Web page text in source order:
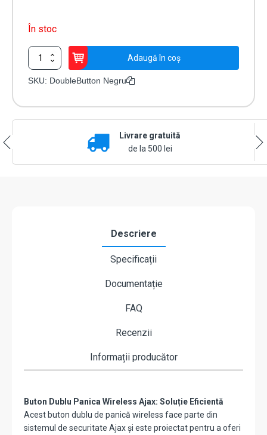
În stoc
Cantitate
Buton
Dublu
Adaugă în coș
SKU: DoubleButton Negru
Livrare gratuită
de la 500 lei
Descriere
Specificații
Documentație
FAQ
Recenzii
Informații producător
Buton Dublu Panica Wireless Ajax: Soluție Eficientă
Acest buton dublu de panică wireless face parte din
sistemul de securitate Ajax și este proiectat pentru a oferi